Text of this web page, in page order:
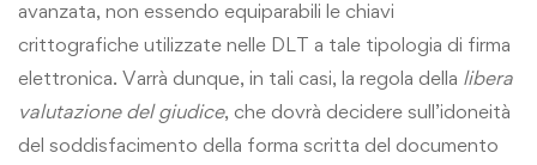
avanzata, non essendo equiparabili le chiavi
crittografiche utilizzate nelle DLT a tale tipologia di firma
elettronica. Varrà dunque, in tali casi, la regola della libera
valutazione del giudice, che dovrà decidere sull’idoneità
del soddisfacimento della forma scritta del documento